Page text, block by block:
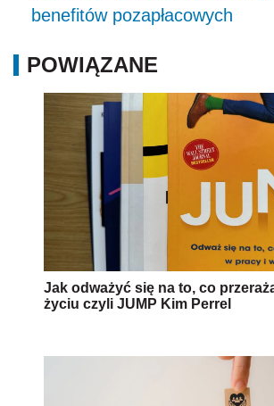
benefitów pozapłacowych
POWIĄZANE
Jak odważyć się na to, co
życiu czyli JUMP Kim Perrel